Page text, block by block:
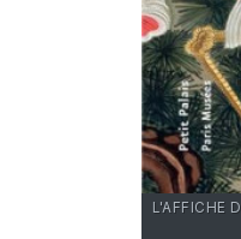
L'AFFICHE